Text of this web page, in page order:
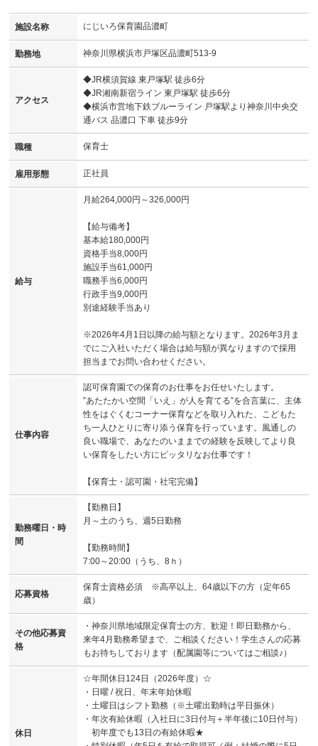
施設名称 にじいろ保育園品濃町
勤務地 神奈川県横浜市戸塚区品濃町513-9
アクセス
◆JR横須賀線 東戸塚駅 徒歩6分
◆JR湘南新宿ライン 東戸塚駅 徒歩6分
◆横浜市営地下鉄ブルーライン 戸塚駅より神奈川中央交
通バス 品濃口 下車 徒歩9分
職種 保育士
雇用形態 正社員
給与
月給264,000円～326,000円
【給与備考】
基本給180,000円
資格手当8,000円
施設手当61,000円
職務手当6,000円
行政手当9,000円
別途経験手当あり
※2026年4月1日以降の給与額となります。2026年3月ま
でにご入社いただく場合は給与額が異なりますので採用
担当までお問い合わせください。
仕事内容
認可保育園での保育のお仕事をお任せいたします。
”あたたかい空間「いえ」が人を育てる”を合言葉に、主体
性をはぐくむコーナー保育などを取り入れた、こどもた
ち一人ひとりに寄り添う保育を行っています。風通しの
良い職場で、あなたのいままでの経験を反映してより良
い保育をしたい方にピッタリなお仕事です！
【保育士・認可園・社宅完備】
勤務曜日・時
間
【勤務日】
月～土のうち、週5日勤務
【勤務時間】
7:00～20:00（うち、8ｈ）
応募資格
保育士資格必須 ※高卒以上、64歳以下の方（定年65
歳）
その他応募資
格
・神奈川県地域限定保育士の方、歓迎！即日勤務から、
来年4月勤務希望まで、ご相談ください！学生さんの応募
もお待ちしております（配属園等についてはご相談♪）
休日
☆年間休日124日（2026年度）☆
・日曜 / 祝日、年末年始休暇
・土曜日はシフト勤務（※土曜出勤時は平日振休）
・年次有給休暇（入社日に3日付与＋半年後に10日付与）
初年度でも13日の有給休暇★